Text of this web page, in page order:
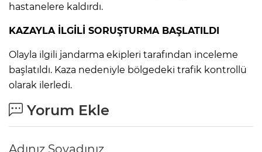
hastanelere kaldırdı.
KAZAYLA İLGİLİ SORUŞTURMA BAŞLATILDI
Olayla ilgili jandarma ekipleri tarafından inceleme
başlatıldı. Kaza nedeniyle bölgedeki trafik kontrollü
olarak ilerledi.
Yorum Ekle
Adınız Soyadınız